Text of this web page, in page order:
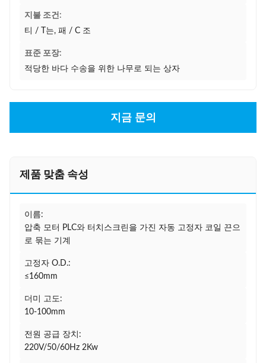
지불 조건:
티 / T는, 패 / C 조
표준 포장:
적당한 바다 수송을 위한 나무로 되는 상자
지금 문의
제품 맞춤 속성
이름:
압축 모터 PLC와 터치스크린을 가진 자동 고정자 코일 끈으
로 묶는 기계
고정자 O.D.:
≤160mm
더미 고도:
10-100mm
전원 공급 장치:
220V/50/60Hz 2Kw